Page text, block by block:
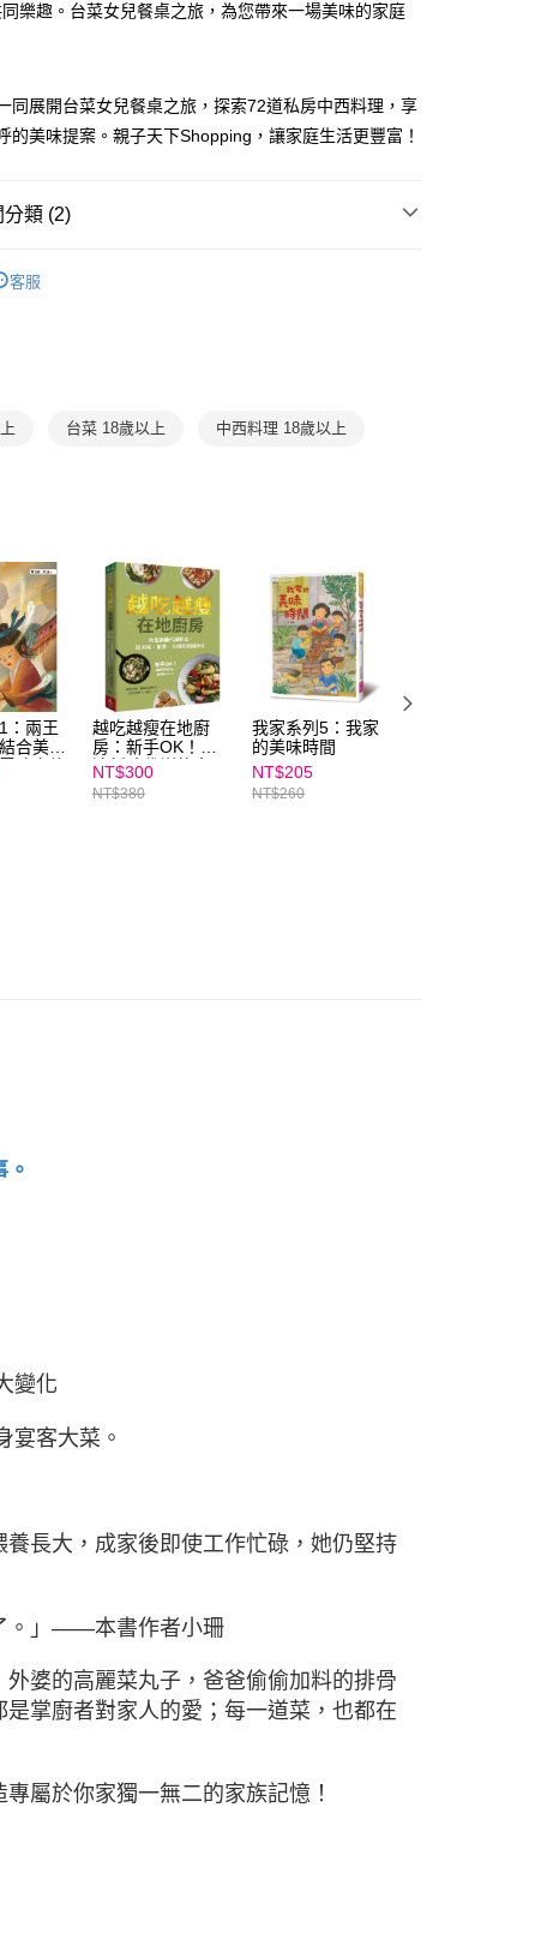
分期使用說明】
選擇「大哥付你分期」，訂單成立後會自動跳轉到大哥付的交易
手機門號後，選擇欲分期的期數、繳款截止日，確認付款後即
額度、可分期數及費用金額請依後續交易確認頁面所載為準。
估內容。
債權讓與本公司後，依約使用本公司帳單繳交帳款。
先享後付」】
後付是「在收到商品之後才付款」的支付方式。 讓您購物簡單
先確認商品／服務後，再付款。
方式選擇「AFTEE先享後付」後，將跳轉至「AFTEE先享後
納相關費用。
恩沛科技股份有限公司提供之「AFTEE先享後付」服務完成之
本服務之必要範圍內提供個人資料，並將交易相關給付款項請
予恩沛科技股份有限公司。
人資料處理事宜，請瀏覽以下網址：
terms/#terms3
的使用者請事先徵得法定代理人或監護人之同意方可使用
先享後付」，若未經同意申辦者引起之損失，本公司不負相關責
AFTEE先享後付」時，將依據個別帳號之用戶狀況，依本公司
予不同之上限額度；若仍有額度不足之情形，本公司將視審查
戶進行身份認證。
人註冊多個帳號或使用他人資訊註冊。若發現惡意使用之情
，滿NT$800(含以上)免運費
，滿NT$800(含以上)免運費
樂趣。台菜女兒餐桌之旅，為您帶來一場美味的家庭
同展開台菜女兒餐桌之旅，探索72道私房中西料理，享
的美味提案。親子天下Shopping，讓家庭生活更豐富！
分類 (2)
客服
台菜 18歲以上 中西料理 18歲以上
：兩王
合美食
險之旅
越吃越瘦在地廚
房：新手OK！快
速新陳代謝飲食，
最美味、簡單、方
便的實踐指引
NT$300
NT$380
我家系列5：我家
的美味時間
NT$205
NT$260
變化
宴客大菜。
長大，成家後即使工作忙碌，她仍堅持
。」——本書作者小珊
婆的高麗菜丸子，爸爸偷偷加料的排骨
掌廚者對家人的愛；每一道菜，也都在
屬於你家獨一無二的家族記憶！